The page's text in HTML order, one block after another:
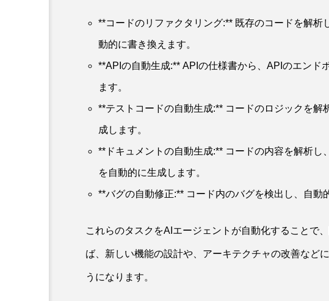
**コードのリファクタリング:** 既存のコードを解析
動的に書き換えます。
**APIの自動生成:** APIの仕様書から、APIのエンド
ます。
**テストコードの自動生成:** コードのロジックを
成します。
**ドキュメントの自動生成:** コードの内容を解析
を自動的に生成します。
**バグの自動修正:** コード内のバグを検出し、自動
これらのタスクをAIエージェントが自動化することで
ば、新しい機能の設計や、アーキテクチャの改善など
うになります。